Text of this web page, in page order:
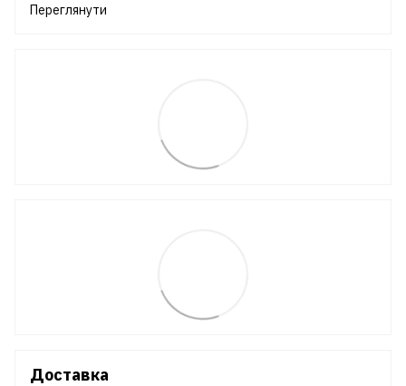
Переглянути
Доставка